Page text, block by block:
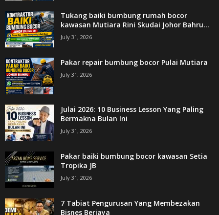
Tukang baiki bumbung rumah bocor
kawasan Mutiara Rini Skudai Johor Bahru...
July 31, 2026
Pakar repair bumbung bocor Pulai Mutiara
July 31, 2026
Julai 2026: 10 Business Lesson Yang Paling
Bermakna Bulan Ini
July 31, 2026
Pakar baiki bumbung bocor kawasan Setia
Tropika JB
July 31, 2026
7 Tabiat Pengurusan Yang Membezakan
Bisnes Berjaya